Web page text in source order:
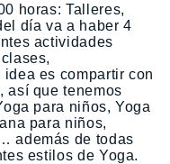
horas: Talleres,
día va a haber 4
actividades
es compartir con
así que tenemos
para niños, Yoga
para niños,
además de todas
estilos de Yoga.